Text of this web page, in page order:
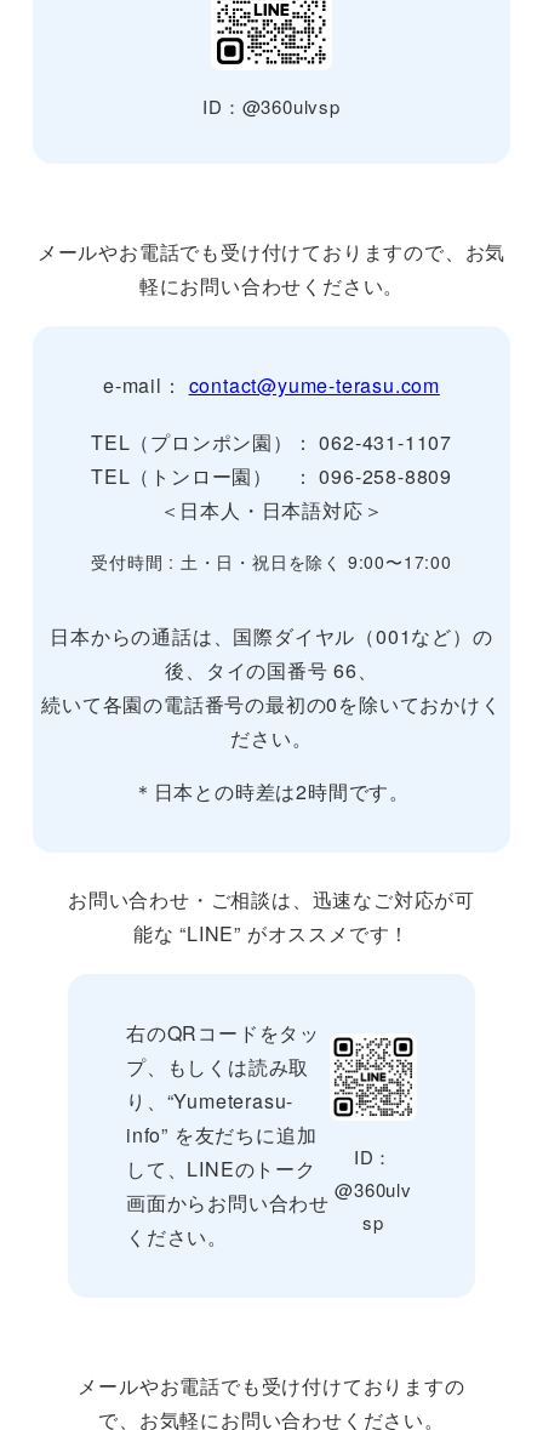
ID：@360ulvsp
メールやお電話でも受け付けておりますので、お気
軽にお問い合わせください。
e-mail： contact@yume-terasu.com
TEL（プロンポン園）： 062-431-1107
TEL（トンロー園） ： 096-258-8809
＜日本人・日本語対応＞
受付時間 : 土・日・祝日を除く 9:00〜17:00
日本からの通話は、国際ダイヤル（001など）の
後、タイの国番号 66、
続いて各園の電話番号の最初の0を除いておかけく
ださい。
＊日本との時差は2時間です。
お問い合わせ・ご相談は、迅速なご対応が可
能な “LINE” がオススメです！
右のQRコードをタッ
プ、もしくは読み取
り、“Yumeterasu-
info” を友だちに追加
して、LINEのトーク
画面からお問い合わせ
ください。
ID：
@360ulv
sp
メールやお電話でも受け付けておりますの
で、お気軽にお問い合わせください。